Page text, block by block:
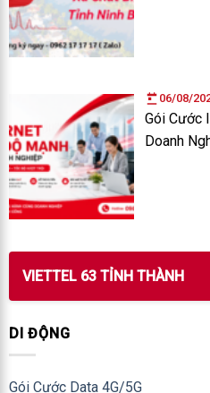
06/08/
Gói Cước
Doanh
VIETTEL 63 TỈNH THÀNH
DI ĐỘNG
Gói Cước Data 4G/5G